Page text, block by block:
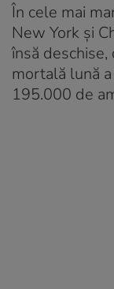
În cele mai
New York și
însă deschise,
mortală lună
195.000 de